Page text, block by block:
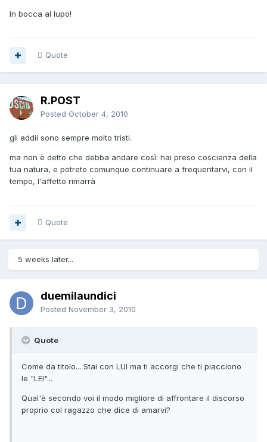
In bocca al lupo!
Quote
R.POST
Posted October 4, 2010
gli addii sono sempre molto tristi.
ma non è detto che debba andare così: hai preso coscienza della
tua natura, e potrete comunque continuare a frequentarvi, con il
tempo, l'affetto rimarrà
Quote
5 weeks later...
duemilaundici
Posted November 3, 2010
Quote
Come da titolo... Stai con LUI ma ti accorgi che ti piacciono
le "LEI"...
Qual'è secondo voi il modo migliore di affrontare il discorso
proprio col ragazzo che dice di amarvi?